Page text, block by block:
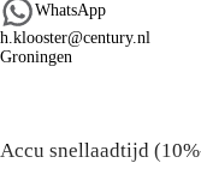
WhatsApp
h.klooster@century.nl
Groningen
Accu snellaadtijd